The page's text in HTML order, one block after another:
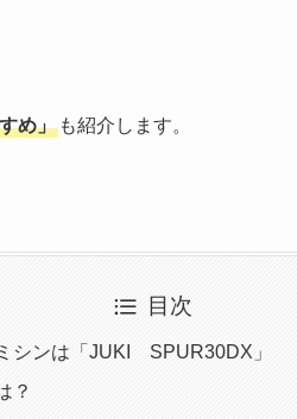
め」 も紹介します。
目次
シンは「JUKI SPUR30DX」
？